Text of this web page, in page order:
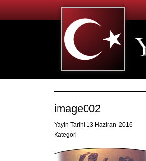
image002
Yayin Tarihi 13 Haziran, 2016
Kategori